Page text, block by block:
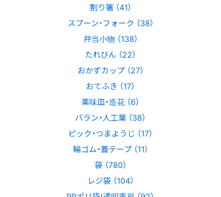
割り箸 （41）
スプーン・フォーク （38）
弁当小物 （138）
たれびん （22）
おかずカップ （27）
おてふき （17）
薬味皿・造花 （6）
バラン・人工葉 （38）
ピック・つまようじ （17）
輪ゴム・蓋テープ （11）
袋 （780）
レジ袋 （104）